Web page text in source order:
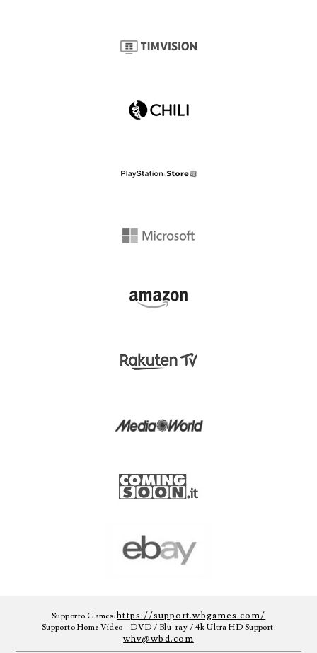
Supporto Games:https://support.wbgames.com/
Supporto Home Video - DVD / Blu-ray / 4k Ultra HD Support:
whv@wbd.com